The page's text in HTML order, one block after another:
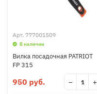
Арт. 777001509
В наличии
Вилка посадочная PATRIOT
FP 315
950 руб. − +